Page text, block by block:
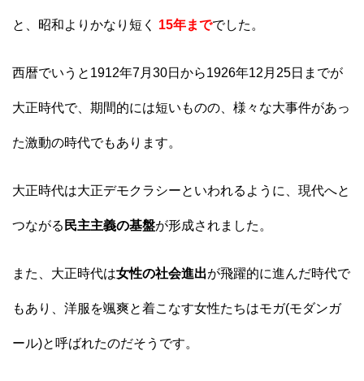
と、昭和よりかなり短く 15年まででした。
西暦でいうと1912年7月30日から1926年12月25日までが
大正時代で、期間的には短いものの、様々な大事件があっ
た激動の時代でもあります。
大正時代は大正デモクラシーといわれるように、現代へと
つながる 民主主義の基盤が形成されました。
また、大正時代は女性の社会進出が飛躍的に進んだ時代で
もあり、洋服を颯爽と着こなす女性たちはモガ(モダンガ
ール)と呼ばれたのだそうです。